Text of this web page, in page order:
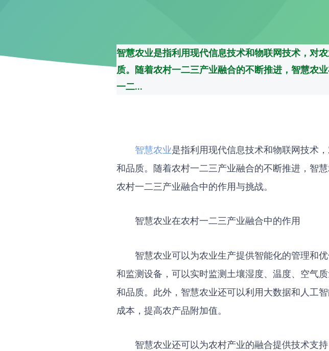
智慧农业是指利用现代信息技术和物联网技术，对
质。随着农村一二三产业融合的不断推进，智慧农
一二...
智慧农业是指利用现代信息技术和物联网技术
和品质。随着农村一二三产业融合的不断推进，智
农村一二三产业融合中的作用与挑战。
智慧农业在农村一二三产业融合中的作用
智慧农业可以为农业生产提供智能化的管理和
和监测设备，可以实时监测土壤湿度、温度、空气
和品质。此外，智慧农业还可以利用大数据和人工
成本，提高农产品附加值。
智慧农业还可以为农村产业的融合提供技术支